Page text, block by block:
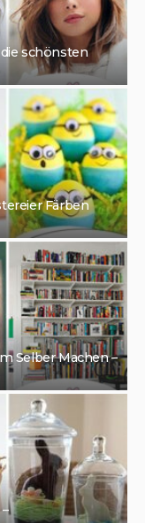
schönsten
Färben
Selber Machen –